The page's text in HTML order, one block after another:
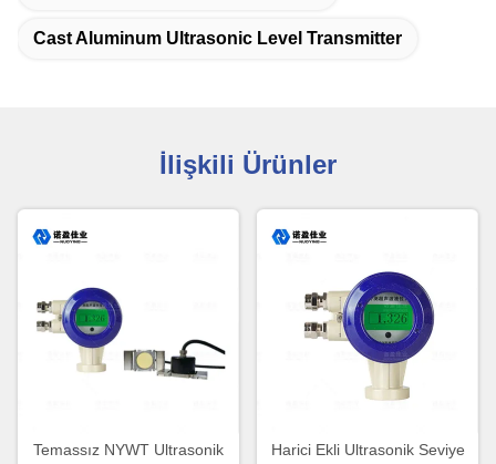
Cast Aluminum Ultrasonic Level Transmitter
İlişkili Ürünler
Temassız NYWT Ultrasonik
Harici Ekli Ultrasonik Seviye